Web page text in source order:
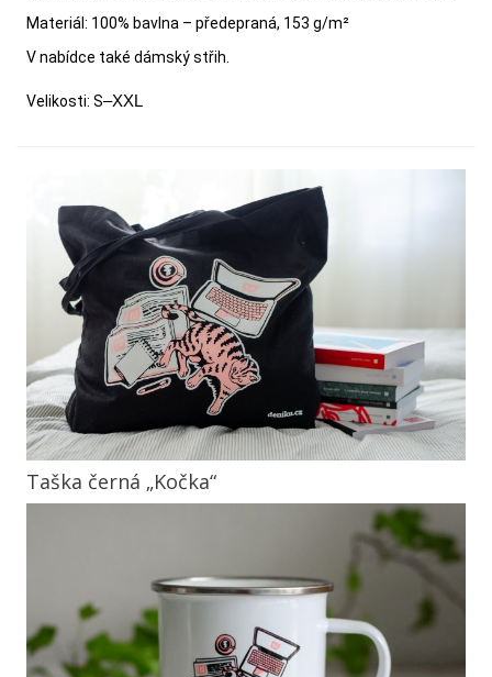
Materiál: 100% bavlna – předepraná, 153 g/m²
V nabídce také dámský střih.
Velikosti: S–XXL
Taška černá „Kočka“